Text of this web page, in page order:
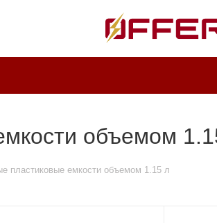
объемом
пластиковые емкости объемом 1.15 л